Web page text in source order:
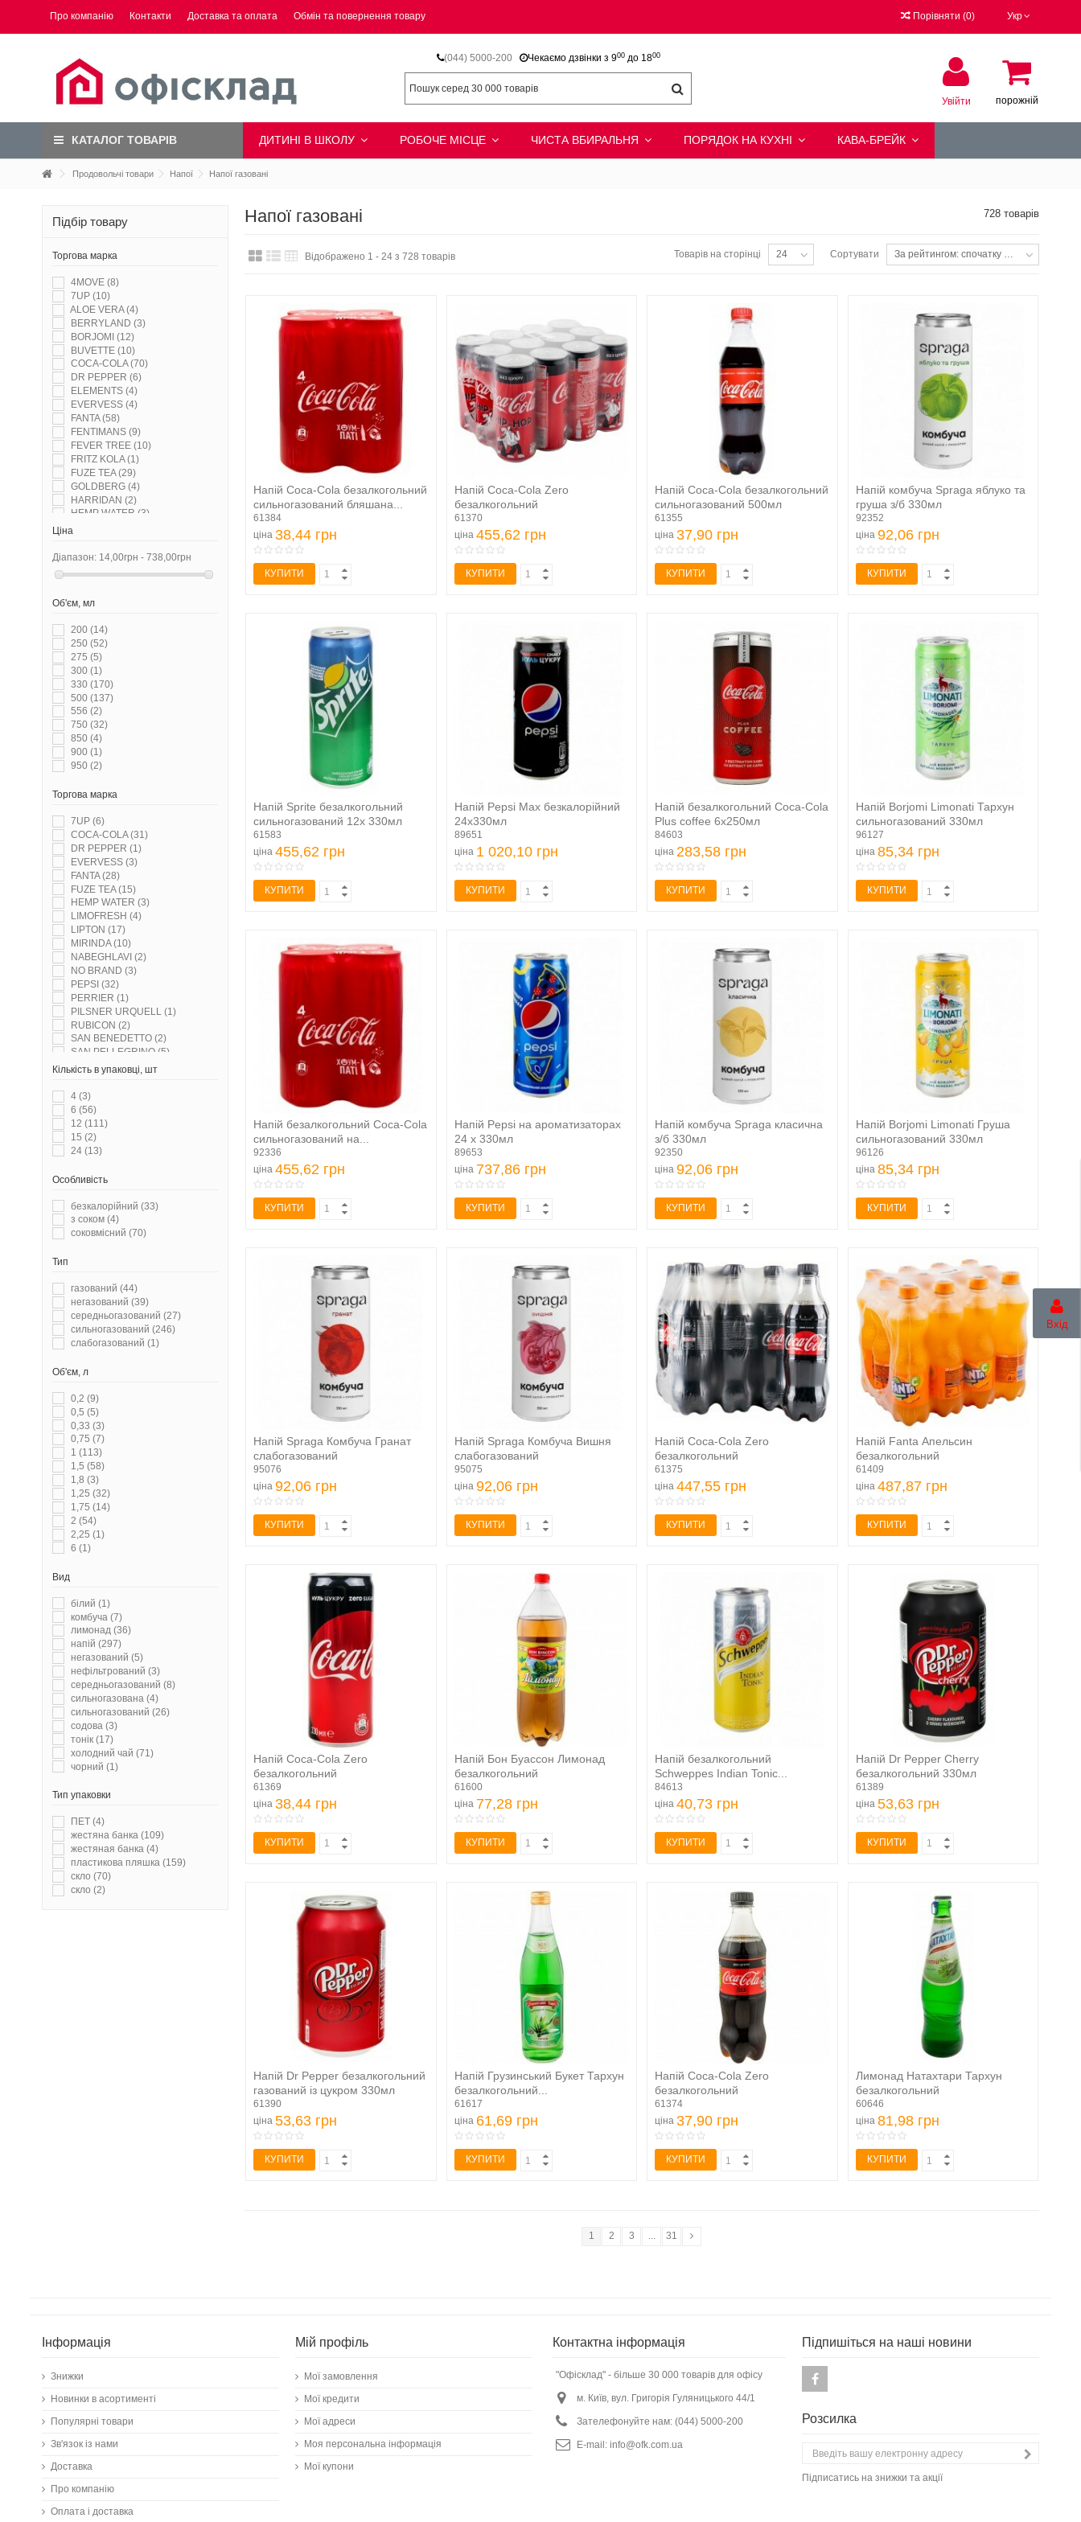
Укр
Про компанію Контакти Доставка та оплата Обмін та повернення товару Порівняти (0)
(044) 5000-200 Чекаємо дзвінки з 900до 1800
порожній
Увійти
Вхід
КАТАЛОГ ТОВАРІВ ДИТИНІ В ШКОЛУ РОБОЧЕ МІСЦЕ ЧИСТА ВБИРАЛЬНЯ ПОРЯДОК НА КУХНІ КАВА-БРЕЙК
Продовольчі товари Напої Напої газовані
Напої газовані 728 товарів
Відображено 1 - 24 з 728 товарів Сортувати За рейтингом: спочатку популярні
Товарів на сторінці 24
Напій Coca-Cola безалкогольний
сильногазований бляшана...
61384
ціна 38,44 грн
КУПИТИ
Напій Coca-Cola Zero
безалкогольний
сильногазований...
61370
ціна 455,62 грн
КУПИТИ
Напій Coca-Cola безалкогольний
сильногазований 500мл
61355
ціна 37,90 грн
КУПИТИ
Напій комбуча Spraga яблуко та
груша з/б 330мл
92352
ціна 92,06 грн
КУПИТИ
Напій Sprite безалкогольний
сильногазований 12х 330мл
61583
ціна 455,62 грн
КУПИТИ
Напій Pepsi Max безкалорійний
24х330мл
89651
ціна 1 020,10 грн
КУПИТИ
Напій безалкогольний Coca-Cola
Plus coffee 6х250мл
84603
ціна 283,58 грн
КУПИТИ
Напій Borjomi Limonati Тархун
сильногазований 330мл
96127
ціна 85,34 грн
КУПИТИ
Напій безалкогольний Coca-Cola
сильногазований на...
92336
ціна 455,62 грн
КУПИТИ
Напій Pepsi на ароматизаторах
24 х 330мл
89653
ціна 737,86 грн
КУПИТИ
Напій комбуча Spraga класична
з/б 330мл
92350
ціна 92,06 грн
КУПИТИ
Напій Borjomi Limonati Груша
сильногазований 330мл
96126
ціна 85,34 грн
КУПИТИ
Напій Spraga Комбуча Гранат
слабогазований
безалкогольний...
95076
ціна 92,06 грн
КУПИТИ
Напій Spraga Комбуча Вишня
слабогазований
безалкогольний...
95075
ціна 92,06 грн
КУПИТИ
Напій Coca-Cola Zero
безалкогольний
сильногазований...
61375
ціна 447,55 грн
КУПИТИ
Напій Fanta Апельсин
безалкогольний
сильногазований...
61409
ціна 487,87 грн
КУПИТИ
Напій Coca-Cola Zero
безалкогольний
сильногазований 0,33л
61369
ціна 38,44 грн
КУПИТИ
Напій Бон Буассон Лимонад
безалкогольний
сильногазований 2л
61600
ціна 77,28 грн
КУПИТИ
Напій безалкогольний
Schweppes Indian Tonic...
84613
ціна 40,73 грн
КУПИТИ
Напій Dr Pepper Cherry
безалкогольний 330мл
61389
ціна 53,63 грн
КУПИТИ
Напій Dr Pepper безалкогольний
газований із цукром 330мл
61390
ціна 53,63 грн
КУПИТИ
Напій Грузинський Букет Тархун
безалкогольний...
61617
ціна 61,69 грн
КУПИТИ
Напій Coca-Cola Zero
безалкогольний
сильногазований 500мл
61374
ціна 37,90 грн
КУПИТИ
Лимонад Натахтари Тархун
безалкогольний
середньогазований...
60646
ціна 81,98 грн
КУПИТИ
1 2 3 ... 31
Підбір товару
Торгова марка
4MOVE (8)
7UP (10)
ALOE VERA(4)
BERRYLAND (3)
BORJOMI (12)
BUVETTE (10)
COCA-COLA(70)
DR PEPPER (6)
ELEMENTS (4)
EVERVESS (4)
FANTA(58)
FENTIMANS (9)
FEVER TREE (10)
FRITZ KOLA(1)
FUZE TEA(29)
GOLDBERG (4)
HARRIDAN (2)
HEMP WATER (3)
JAFFA
LE MONDO(4)
MAISON PERRIER
MILKIS (4)
MIRINDA
MOJO(4)
NABEGHLAVI
NESTEA(2)
NO BRAND
PEPSI(84)
PERRIER
PILSNER URQUELL
RUBICON
SAN BENEDETTO
SANDORA
SPRAGA
SPRITE(21)
VIGO (3)
VITAPRESS (3)
АЙФРЕШ(2)
АРСЕНІЇВСЬКИЙ
БОН БУАССОН(17)
ВЯТРАЧОК(2)
ГРУЗИНСЬКИЙ БУКЕТ
ЖИВЧИК (13)
КАРС(1)
КВАС ТАРАС(11)
ЛЬВІВСЬКИЙ КВАС
МОДЖО (2)
МОРШИНСЬКА(44)
НАТАХТАРІ(19)
ОБОЛОНЬ(10)
РОЗМАЙ ЛIСОВИЙ
СТАРОКИЇВСЬКИЙ
УМАНСЬКИЙ ЛИМОНАД
ЧУДО САД
ЯРИЛО
Ціна
Діапазон: 14,00грн - 738,00грн
Об'єм, мл
200 (14)
250 (52)
275 (5)
300 (1)
330 (170)
500 (137)
556 (2)
750 (32)
850 (4)
900 (1)
950 (2)
Торгова марка
7UP (6)
COCA-COLA(31)
DR PEPPER (1)
EVERVESS (3)
FANTA(28)
FUZE TEA(15)
HEMP WATER (3)
LIMOFRESH (4)
LIPTON (17)
MIRINDA(10)
NABEGHLAVI (2)
NO BRAND (3)
PEPSI (32)
PERRIER (1)
PILSNER URQUELL (1)
RUBICON (2)
SAN BENEDETTO (2)
SAN PELLEGRINO (5)
SCHWEPPES(32)
VITAPRESS
БОН БУАССОН
ВЯТРАЧОК
ГРУЗИНСЬКИЙ БУКЕТ
ЖИВЧИК
ЛЬВІВСЬКИЙ КВАС
НАТАХТАРІ(4)
НЕСТІ(2)
ОБОЛОНЬ(1)
Кількість в упаковці, шт
4 (3)
6 (56)
12 (111)
15 (2)
24 (13)
Особливість
безкалорійний (33)
з соком (4)
соковмісний (70)
Тип
газований (44)
негазований (39)
середньогазований (27)
сильногазований (246)
слабогазований (1)
Об'єм, л
0,2 (9)
0,5 (5)
0,33 (3)
0,75 (7)
1 (113)
1,5 (58)
1,8 (3)
1,25 (32)
1,75 (14)
2 (54)
2,25 (1)
6 (1)
Вид
білий (1)
комбуча (7)
лимонад (36)
напій (297)
негазований (5)
нефільтрований (3)
середньогазований (8)
сильногазована (4)
сильногазований (26)
содова (3)
тонік (17)
холодний чай (71)
чорний (1)
Тип упаковки
ПЕТ (4)
жестяна банка (109)
жестяная банка (4)
пластикова пляшка (159)
скло (70)
скло (2)
Інформація
Знижки
Новинки в асортименті
Популярні товари
Зв'язок із нами
Доставка
Про компанію
Оплата і доставка
Мій профіль
Мої замовлення
Мої кредити
Мої адреси
Моя персональна інформація
Мої купони
Контактна інформація
"Офісклад" - більше 30 000 товарів для офісу
м. Київ, вул. Григорія Гуляницького 44/1
Зателефонуйте нам: (044) 5000-200
E-mail: info@ofk.com.ua
Підпишіться на наші новини
Розсилка
Підписатись на знижки та акції